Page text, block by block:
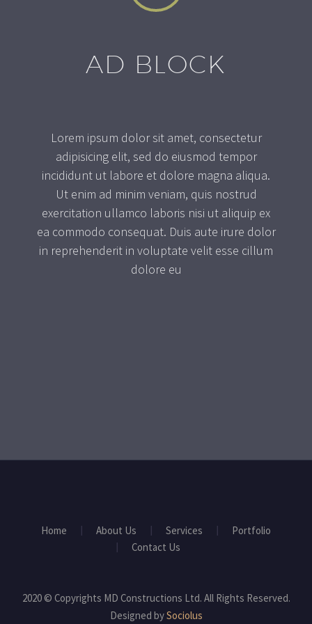
AD BLOCK
Lorem ipsum dolor sit amet, consectetur
adipisicing elit, sed do eiusmod tempor
incididunt ut labore et dolore magna aliqua.
Ut enim ad minim veniam, quis nostrud
exercitation ullamco laboris nisi ut aliquip ex
ea commodo consequat. Duis aute irure dolor
in reprehenderit in voluptate velit esse cillum
dolore eu
Home About Us Services
Portfolio
Contact Us
2020 © Copyrights MD Constructions Ltd. All Rights Reserved.
Designed bySociolus